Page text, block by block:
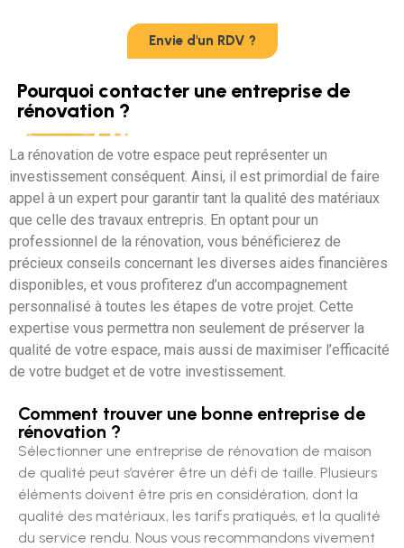
Envie d'un RDV ?
Pourquoi contacter une entreprise de
rénovation ?
La rénovation de votre espace peut représenter un
investissement conséquent. Ainsi, il est primordial de faire
appel à un expert pour garantir tant la qualité des matériaux
que celle des travaux entrepris. En optant pour un
professionnel de la rénovation, vous bénéficierez de
précieux conseils concernant les diverses aides financières
disponibles, et vous profiterez d’un accompagnement
personnalisé à toutes les étapes de votre projet. Cette
expertise vous permettra non seulement de préserver la
qualité de votre espace, mais aussi de maximiser l’efficacité
de votre budget et de votre investissement.
Comment trouver une bonne entreprise de
rénovation ?
Sélectionner une entreprise de rénovation de maison
de qualité peut s’avérer être un défi de taille. Plusieurs
éléments doivent être pris en considération, dont la
qualité des matériaux, les tarifs pratiqués, et la qualité
du service rendu. Nous vous recommandons vivement